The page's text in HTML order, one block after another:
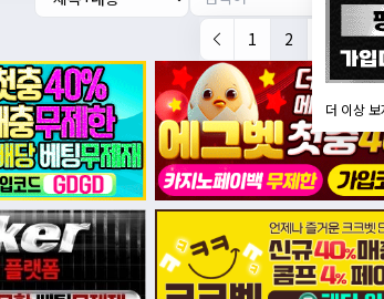
1
2 3 4
더 이상